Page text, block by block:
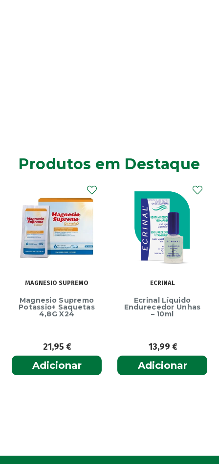
Produtos em Destaque
MAGNESIO SUPREMO
Magnesio Supremo
Potassio+ Saquetas
4,8G X24
21,95€
Adicionar
ECRINAL
Ecrinal Líquido
Endurecedor Unhas
– 10ml
13,99€
Adicionar